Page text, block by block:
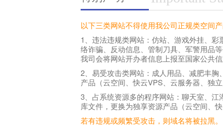
以下三类网站不得使用我公司正规类空间
1、违法违规类网站：仿站、游戏外挂、
络诈骗、反动信息、管制刀具、军警用品
我司会将网站开办者信息上报至国家公共
2、易受攻击类网站：成人用品、减肥丰
产品（云空间、快云VPS、云服务器、独
3、占系统资源多的程序网站：聊天室、
库文件，更换为独享资源产品（云空间、
若有违规或频繁受攻击，则域名将被拉黑。